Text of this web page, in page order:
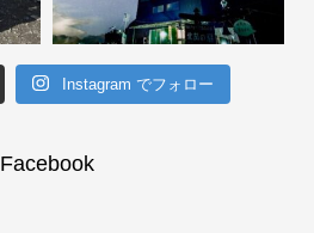
Instagram でフォロー
Facebook